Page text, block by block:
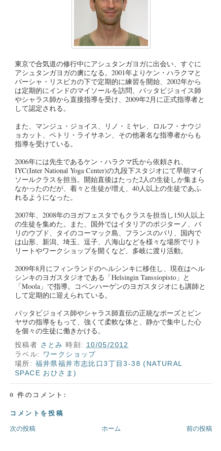
東京で合気道の修行中にアシュタンガヨガに出会い、すぐに
アシュタンガヨガの虜になる。2001年よりケン・ハラクマと
バーシャ・リスピカの下で定期的に練習を開始、2002年から
は定期的にインドのマイソールを訪問、パッタビジョイス師
やシャラス師から直接指導を受け、2009年2月に正式指導者と
して認定される。
また、マンジュ・ジョイス、リノ・ミヤレ、ロルフ・ナウジ
ョカット、ペトリ・ライサネン、その他著名な指導者からも
指導を受けている。
2006年には先生であるケン・ハラクマ氏から依頼され、
IYC(Inter National Yoga Center)の九段下スタジオにて早朝マイ
ソールクラスを担当。開始直後はたった2人の生徒しか集まら
なかったのだが、着々と生徒が増え、40人以上の生徒であふ
れるようになった。
2007年、2008年のヨガフェスタでもクラスを担当し150人以上
の生徒を集めた。また、国外ではイタリアのポジターノ、バ
リのウブド、タイのコーマック島、フランスのパリ、国内で
は山形、新潟、埼玉、逗子、八海山などを様々な場所でリト
リートやワークショップを開くなど、多岐に渡り活動。
2009年8月にフィンランドのヘルシンキに移住し、現在はヘル
シンキのヨガスタジオである「Helsingin Tanssiopisto」と
「Moola」で指導。コペンハーゲンのヨガスタジオにも講師と
して定期的に迎えられている。
パッタビジョイス師やシャラス師直伝の正統なポーズとビン
ヤサの指導をもって、強くて柔軟な体と、静かで集中した心
を個々の生徒に働きかける。
投稿者 さとみ 時刻: 10/05/2012
ラベル:
ワークショップ
場所: 福井県福井市志比口3丁目3-38 (NATURAL
SPACE おひさま)
0 件のコメント:
コメントを投稿
次の投稿 前の投稿
ホーム